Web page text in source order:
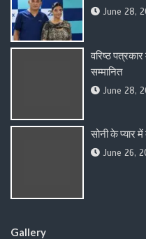
June 28,
वरिष्ठ
सम्मानित
June 28,
सोनी के प्यार में
June 26,
Gallery